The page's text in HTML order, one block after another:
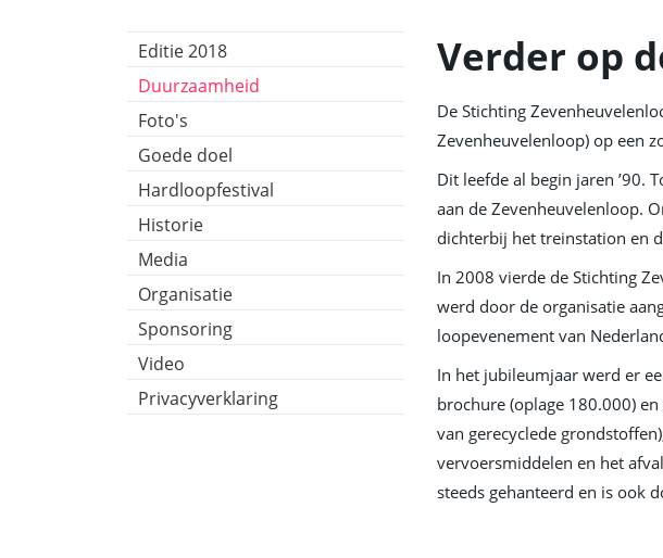
Verder op
De Stichting
Zevenheuvelenloop) op een
Dit leefde al begin jaren ’90.
aan de Zevenheuvelenloop.
dichterbij het treinstation en
In 2008 vierde de Stichting
werd door de organisatie
loopevenement van
In het jubileumjaar werd er
brochure (oplage 180.000)
van gerecyclede
vervoersmiddelen en het
steeds gehanteerd en is ook
Editie 2018
Duurzaamheid
Foto's
Goede doel
Hardloopfestival
Historie
Media
Organisatie
Sponsoring
Video
Privacyverklaring